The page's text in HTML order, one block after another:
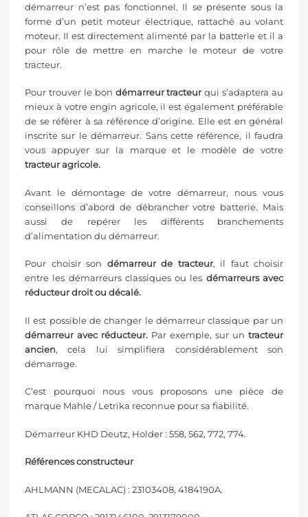
démarreur n’est pas fonctionnel. Il se présente sous la
forme d’un petit moteur électrique, rattaché au volant
moteur. Il est directement alimenté par la batterie et il a
pour rôle de mettre en marche le moteur de votre
tracteur.
Pour trouver le bon démarreur tracteurqui s’adaptera au
mieux à votre engin agricole, il est également préférable
de se référer à sa référence d’origine. Elle est en général
inscrite sur le démarreur. Sans cette référence, il faudra
vous appuyer sur la marque et le modèle de votre
tracteur agricole.
Avant le démontage de votre démarreur, nous vous
conseillons d’abord de débrancher votre batterie. Mais
aussi de repérer les différents branchements
d’alimentation du démarreur.
Pour choisir son démarreur de tracteur, il faut choisir
entre les démarreurs classiques ou les démarreurs avec
réducteur droit ou décalé.
Il est possible de changer le démarreur classique par un
démarreur avec réducteur. Par exemple, sur un tracteur
ancien, cela lui simplifiera considérablement son
démarrage.
C’est pourquoi nous vous proposons une pièce de
marque Mahle/Letrika reconnue pour sa fiabilité.
Démarreur KHD Deutz, Holder : 558, 562, 772, 774.
Références constructeur
AHLMANN (MECALAC) : 23103408, 4184190A.